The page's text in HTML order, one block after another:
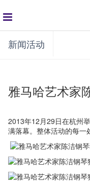
global
navigation
新闻活动
雅马哈艺术家
2013年12月29日在杭州
满落幕。整体活动的每一